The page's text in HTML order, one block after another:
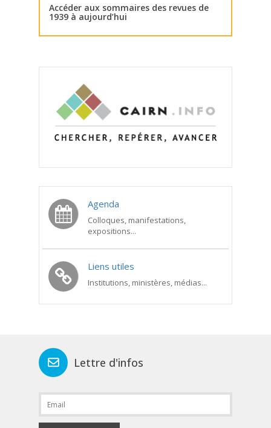
Accéder aux sommaires des revues de
1939 à aujourd’hui
Agenda
Colloques, manifestations,
expositions...
Liens utiles
Institutions, ministères, médias...
Lettre d'infos